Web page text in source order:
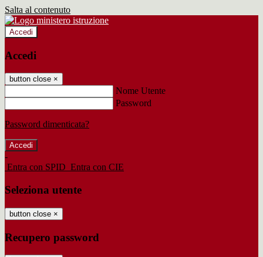
Salta al contenuto
Accedi
Accedi
button close ×
Nome Utente
Password
Password dimenticata?
-
Entra con SPID Entra con CIE
Seleziona utente
button close ×
Recupero password